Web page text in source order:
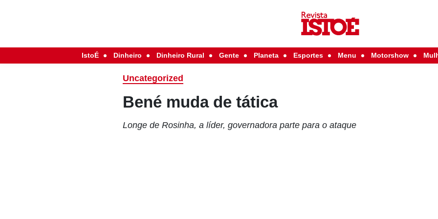
IstoÉ Dinheiro Dinheiro Rural Gente Planeta Esportes Menu Motorshow
Uncategorized
Bené muda de tática
Longe de Rosinha, a líder, governadora parte para o ataque